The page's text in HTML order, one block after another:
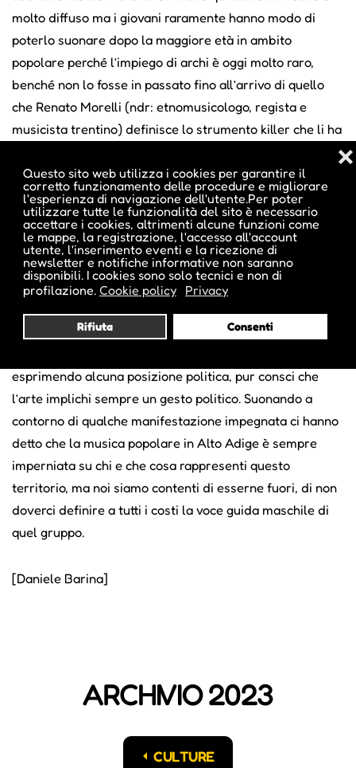
Questo sito web utilizza i cookies per garantire il
corretto funzionamento delle procedure e migliorare
l'esperienza di navigazione dell'utente.Per poter
utilizzare tutte le funzionalità del sito è necessario
accettare i cookies, altrimenti alcune funzioni come
le mappe, la registrazione, l'accesso all'account
utente, l'inserimento eventi e la ricezione di
newsletter e notifiche informative non saranno
disponibili. I cookies sono solo tecnici e non di
profilazione. Cookie policy Privacy
Rifiuta Consenti
❌
molto diffuso ma i giovani raramente hanno modo di
poterlo suonare dopo la maggiore età in ambito
popolare perché l’impiego di archi è oggi molto raro,
benché non lo fosse in passato fino all’arrivo di quello
che Renato Morelli (ndr: etnomusicologo, regista e
musicista trentino) definisce lo strumento killer che li ha
l’altro, ha tolto il bisogno di avere cinque persone che
facevano il suo lavoro.
Nella vostra musica si avverte forte il riferimento agli
elementi primordiali della Terra: non è che, vista la
situazione in cui versa l’ambiente, questo finisce
(ride) La domanda è bella ma, ancora una volta, ci fa
esprimendo alcuna posizione politica, pur consci che
l’arte implichi sempre un gesto politico. Suonando a
contorno di qualche manifestazione impegnata ci hanno
detto che la musica popolare in Alto Adige è sempre
imperniata su chi e che cosa rappresenti questo
territorio, ma noi siamo contenti di esserne fuori, di non
doverci definire a tutti i costi la voce guida maschile di
quel gruppo.
[Daniele Barina]
ARCHIVIO 2023
CULTURE